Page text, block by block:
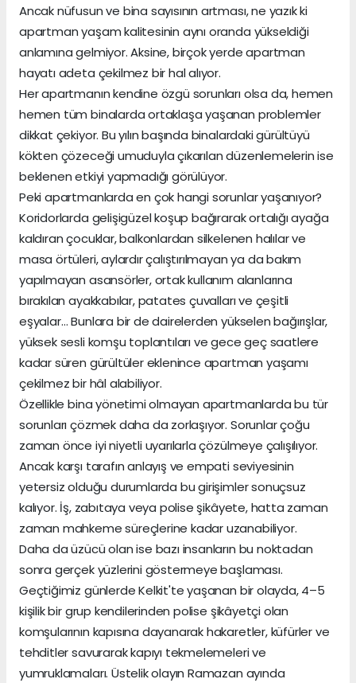
Ancak nüfusun ve bina sayısının artması, ne yazık ki
apartman yaşam kalitesinin aynı oranda yükseldiği
anlamına gelmiyor. Aksine, birçok yerde apartman
hayatı adeta çekilmez bir hal alıyor.
Her apartmanın kendine özgü sorunları olsa da, hemen
hemen tüm binalarda ortaklaşa yaşanan problemler
dikkat çekiyor. Bu yılın başında binalardaki gürültüyü
kökten çözeceği umuduyla çıkarılan düzenlemelerin ise
beklenen etkiyi yapmadığı görülüyor.
Peki apartmanlarda en çok hangi sorunlar yaşanıyor?
Koridorlarda gelişigüzel koşup bağırarak ortalığı ayağa
kaldıran çocuklar, balkonlardan silkelenen halılar ve
masa örtüleri, aylardır çalıştırılmayan ya da bakım
yapılmayan asansörler, ortak kullanım alanlarına
bırakılan ayakkabılar, patates çuvalları ve çeşitli
eşyalar… Bunlara bir de dairelerden yükselen bağırışlar,
yüksek sesli komşu toplantıları ve gece geç saatlere
kadar süren gürültüler eklenince apartman yaşamı
çekilmez bir hâl alabiliyor.
Özellikle bina yönetimi olmayan apartmanlarda bu tür
sorunları çözmek daha da zorlaşıyor. Sorunlar çoğu
zaman önce iyi niyetli uyarılarla çözülmeye çalışılıyor.
Ancak karşı tarafın anlayış ve empati seviyesinin
yetersiz olduğu durumlarda bu girişimler sonuçsuz
kalıyor. İş, zabıtaya veya polise şikâyete, hatta zaman
zaman mahkeme süreçlerine kadar uzanabiliyor.
Daha da üzücü olan ise bazı insanların bu noktadan
sonra gerçek yüzlerini göstermeye başlaması.
Geçtiğimiz günlerde Kelkit'te yaşanan bir olayda, 4–5
kişilik bir grup kendilerinden polise şikâyetçi olan
komşularının kapısına dayanarak hakaretler, küfürler ve
tehditler savurarak kapıyı tekmelemeleri ve
yumruklamaları. Üstelik olayın Ramazan ayında